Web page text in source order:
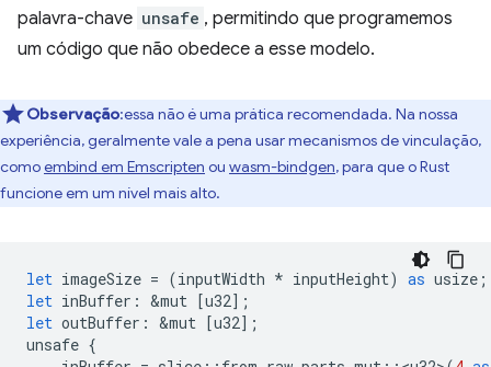
palavra-chave unsafe , permitindo que programemos
um código que não obedece a esse modelo.
Observação:essa não é uma prática recomendada. Na nossa
experiência, geralmente vale a pena usar mecanismos de vinculação,
comoembind em Emscripten ou wasm-bindgen, para que o Rust
funcione em um nível mais alto.
let imageSize = (inputWidth * inputHeight) as usize ;
let inBuffer : &mut [u32];
let outBuffer : &mut [u32];
unsafe {